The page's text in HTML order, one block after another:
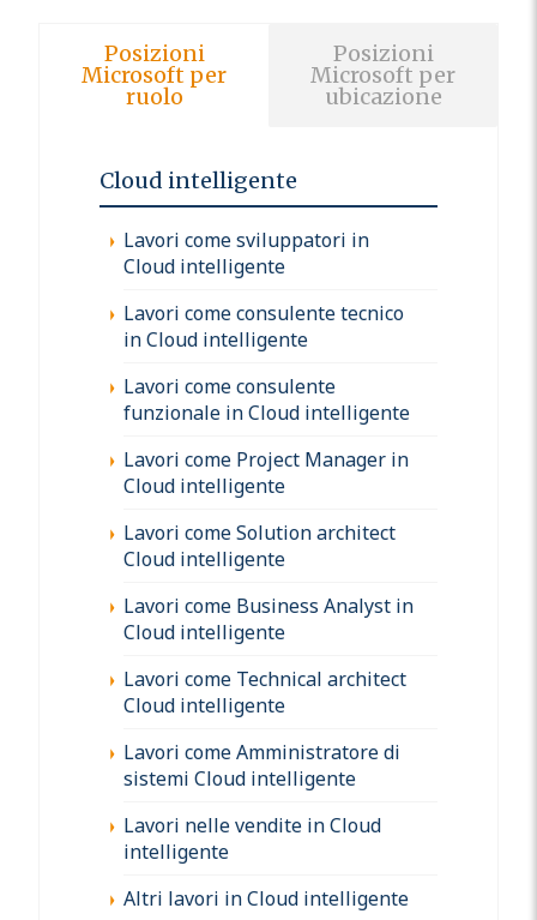
Posizioni
Microsoft per
ruolo
Posizioni
Microsoft per
ubicazione
Cloud intelligente
Lavori come sviluppatori in
Cloud intelligente
Lavori come consulente tecnico
in Cloud intelligente
Lavori come consulente
funzionale in Cloud intelligente
Lavori come Project Manager in
Cloud intelligente
Lavori come Solution architect
Cloud intelligente
Lavori come Business Analyst in
Cloud intelligente
Lavori come Technical architect
Cloud intelligente
Lavori come Amministratore di
sistemi Cloud intelligente
Lavori nelle vendite in Cloud
intelligente
Altri lavori in Cloud intelligente